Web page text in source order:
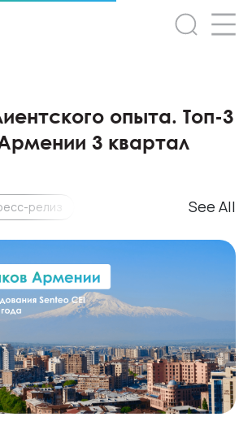
опыта. Топ-3
3 квартал
релиз See All